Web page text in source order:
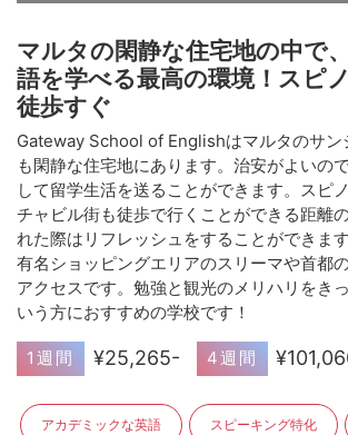
マルタの閑静な住宅地の中で
語を学べる最高の環境！スピ
徒歩すぐ
Gateway School of Englishはマルタのサン
も閑静な住宅地にあります。治安がよいの
して留学生活を送ることができます。スピ
チャビル街も徒歩で行くことができる距離
れた際はリフレッシュをすることができま
有名ショッピングエリアのスリーマや首都
アクセスです。勉強と観光のメリハリをき
いう方におすすめの学校です！
1週間 ¥25,265- 4週間
アカデミックな英語 スピーキング特化